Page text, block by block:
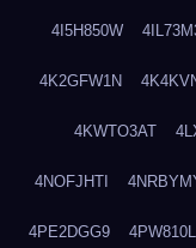
4I5H850W
4K2GFW1N
4KWTO3AT
4NOFJHTI
4PE2DGG9